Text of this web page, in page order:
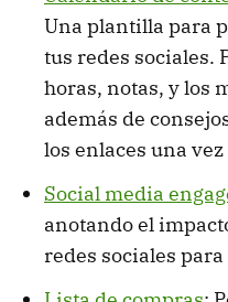
Una plantilla para
tus redes sociales.
horas, notas, y los
además de
los enlaces una
Social media
anotando el
redes sociales